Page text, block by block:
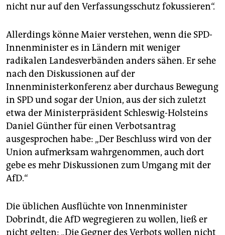
nicht nur auf den Verfassungsschutz fokussieren“.
Allerdings könne Maier verstehen, wenn die SPD-
Innenminister es in Ländern mit weniger
radikalen Landesverbänden anders sähen. Er sehe
nach den Diskussionen auf der
Innenministerkonferenz aber durchaus Bewegung
in SPD und sogar der Union, aus der sich zuletzt
etwa der Ministerpräsident Schleswig-Holsteins
Daniel Günther für einen Verbotsantrag
ausgesprochen habe: „Der Beschluss wird von der
Union aufmerksam wahrgenommen, auch dort
gebe es mehr Diskussionen zum Umgang mit der
AfD.“
Die üblichen Ausflüchte von Innenminister
Dobrindt, die AfD wegregieren zu wollen, ließ er
nicht gelten: „Die Gegner des Verbots wollen nicht